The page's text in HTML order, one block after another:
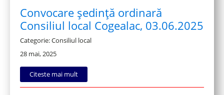
Convocare ședință ordinară
Consiliul local Cogealac, 03.06.2025
Categorie: Consiliul local
28 mai, 2025
Citeste mai mult